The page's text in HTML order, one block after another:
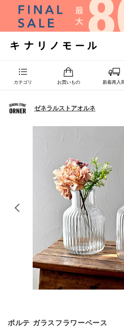
カテゴリ お買いもの 新着再入
ゼネラルストアオルネ
ポルテ ガラスフラワーベース